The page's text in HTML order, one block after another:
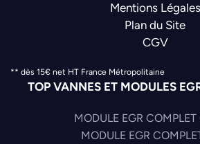
Mentions Légales
Plan du Site
CGV
** dès 15€ net HT France Métropolitaine
TOP VANNES ET MODULES
MODULE EGR
MODULE EGR